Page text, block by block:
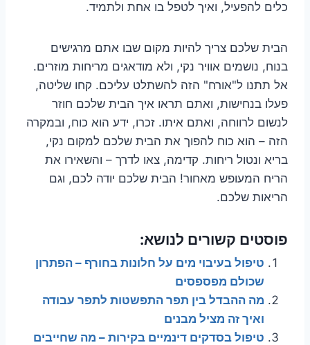
כלים להפעיל, ואיך לטפל בו אחת ולתמיד.
הבית שלכם צריך להיות מקום שבו אתם מרגישים
בנוח, נושמים אוויר נקי, ולא מודאגים מריחות מוזרים.
אל תתנו ל"אורח" הזה להשתלט עליכם. קחו שליטה,
פעלו בנחישות, ואתם תראו איך הבית שלכם חוזר
לנשום לרווחה, ואתם איתו. זכרו, ידע הוא כוח, ובמקרה
הזה – הוא כוח להפוך את הבית שלכם למקום נקי,
בריא ונטול ריחות. קדימה, צאו לדרך – והשאירו את
הריח המעופש מאחור! הבית שלכם יודה לכם, וגם
הריאות שלכם.
פוסטים קשורים לנושא:
טיפול בעיבוי מים על חלונות בחורף – הפתרון
שכולם מפספסים
מה ההבדל בין תפר התפשטות לתפר עבודה
ואיך זה מציל מבנים
טיפול בסדקים דינמיים בקירות – מה שחייבים